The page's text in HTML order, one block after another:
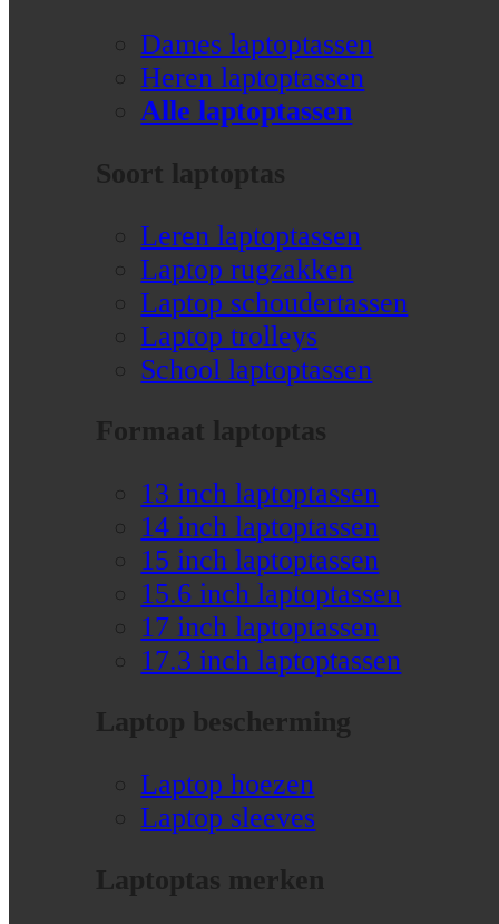
Dames laptoptassen
Heren laptoptassen
Alle laptoptassen
Soort laptoptas
Leren laptoptassen
Laptop rugzakken
Laptop schoudertassen
Laptop trolleys
School laptoptassen
Formaat laptoptas
13 inch laptoptassen
14 inch laptoptassen
15 inch laptoptassen
15.6 inch laptoptassen
17 inch laptoptassen
17.3 inch laptoptassen
Laptop bescherming
Laptop hoezen
Laptop sleeves
Laptoptas merken